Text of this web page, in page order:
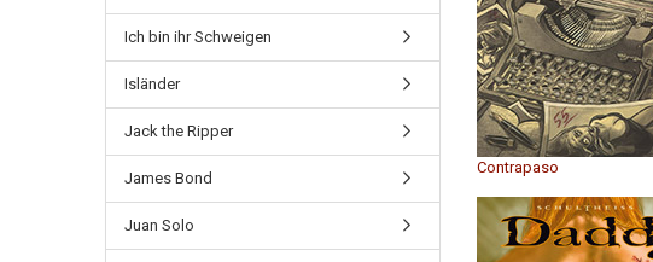
Contrapaso
Ich bin ihr Schweigen
Isländer
Jack the Ripper
James Bond
Juan Solo